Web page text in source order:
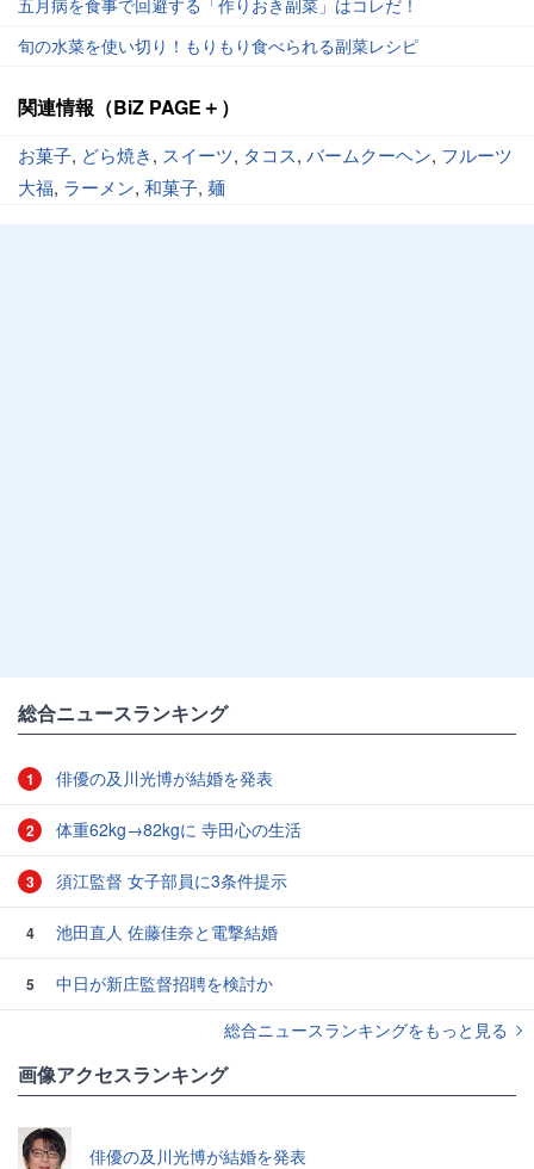
五月病を食事で回避する「作りおき副菜」はコレだ！
旬の水菜を使い切り！もりもり食べられる副菜レシピ
関連情報（BiZ PAGE＋）
お菓子, どら焼き, スイーツ, タコス, バームクーヘン, フルーツ
大福, ラーメン, 和菓子, 麺
総合ニュースランキング
1 俳優の及川光博が結婚を発表
2 体重62kg→82kgに 寺田心の生活
3 須江監督 女子部員に3条件提示
4 池田直人 佐藤佳奈と電撃結婚
5
中日が新庄監督招聘を検討か
総合ニュースランキングをもっと見る
画像アクセスランキング
俳優の及川光博が結婚を発表